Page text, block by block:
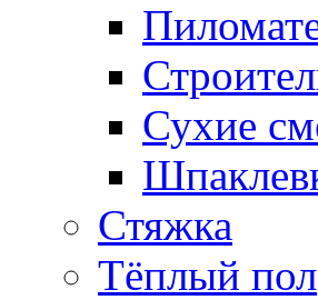
Сухие
Стяжка
Тёплый пол